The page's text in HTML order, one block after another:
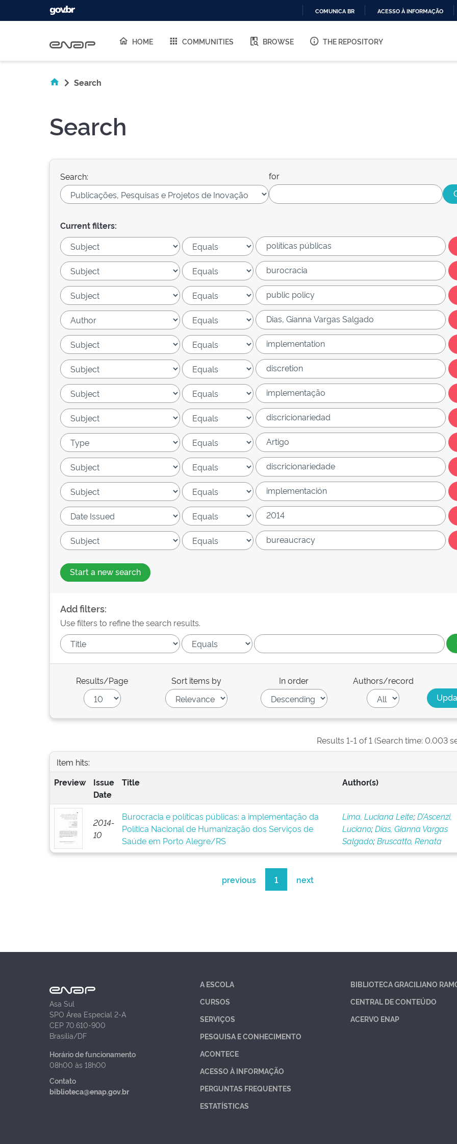
O
COMUNICA BR ACESSO À INFORMAÇÃO
HOME COMMUNITIES BROWSE THE REPOSITORY
Search
Search
Search: for
Current filters:
Start a new search
Add filters:
Use filters to refine the search results.
Results/Page Sort items by In order Authors/record
Results 1-1 of 1 (Search time: 0.003
Item hits:
Preview
Issue
Date
Title Author(s)
2014-
10
Burocracia e políticas públicas: a implementação da
Política Nacional de Humanização dos Serviços de
Saúde em Porto Alegre/RS
Lima, Luciana Leite;D’Ascenzi,
Luciano;Dias, Gianna Vargas
Salgado;Bruscatto, Renata
previous 1 next
Asa Sul
SPO Área Especial 2-A
CEP 70.610-900
Brasília/DF
Horário de funcionamento
08h00 às 18h00
Contato
biblioteca@enap.gov.br
A ESCOLA
CURSOS
SERVIÇOS
PESQUISA E CONHECIMENTO
ACONTECE
ACESSO À INFORMAÇÃO
PERGUNTAS FREQUENTES
ESTATÍSTICAS
BIBLIOTECA GRACILIANO
CENTRAL DE CONTEÚDO
ACERVO ENAP